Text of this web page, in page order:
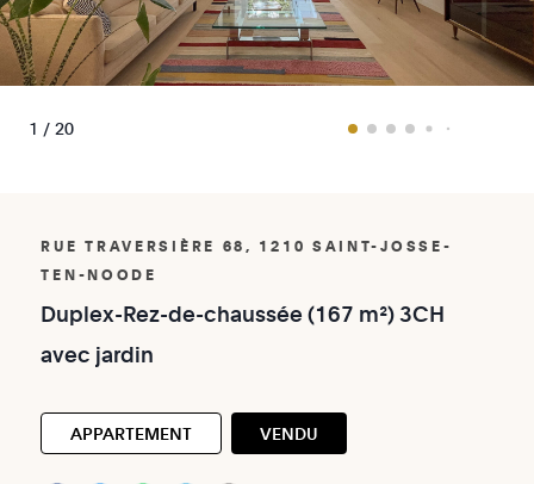
1 / 20
RUE TRAVERSIÈRE 68, 1210 SAINT-JOSSE-
TEN-NOODE
Duplex-Rez-de-chaussée(167 m²)3CH
avec jardin
APPARTEMENT VENDU